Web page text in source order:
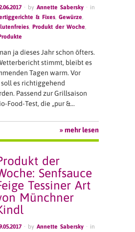
· byAnnette Sabersky · in
& Fixes,Gewürze,
,Produkt der Woche,
ja dieses Jahr schon öfters.
stimmt, bleibt es
Tagen warm. Vor
es richtiggehend
Passend zur Grillsaison
Food-Test, die „pur &…
» mehr lesen
der
Senfsauce
Tessiner Art
Münchner
· byAnnette Sabersky · in